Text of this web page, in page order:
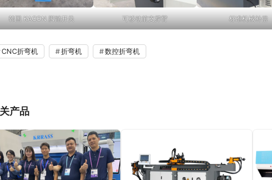
韩国 KACON 脚踏开关 可移动前支撑臂 标准机械补偿
CNC折弯机 折弯机 数控折弯机
产品